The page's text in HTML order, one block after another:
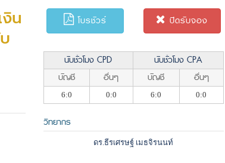
น
โบรชัวร์ ปิดรับจอง
นับชั่วโมง CPD
นับชั่วโมง CPA
บัญชี
อื่นๆ บัญชี อื่นๆ
6:0 0:0 6:0 0:0
วิทยากร
ดร.ธีรเศรษฐ์ เมธจิรนนท์